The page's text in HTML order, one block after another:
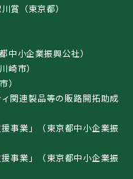
賞（東京都）
中小企業振興公社）
崎市）
）
関連製品等の販路開拓助成
事業」（東京都中小企業振
事業」（東京都中小企業振